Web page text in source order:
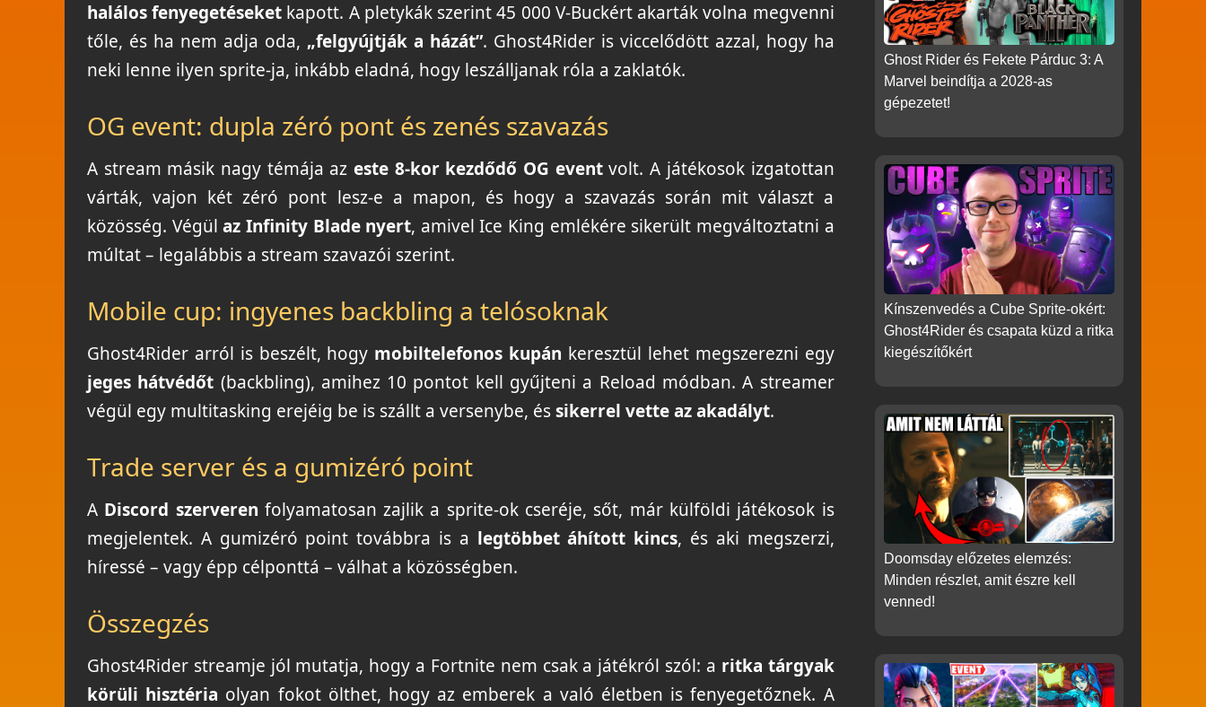
halálos fenyegetéseket kapott. A pletykák szerint 45 000 V-Buckért akarták volna megvenni
tőle, és ha nem adja oda, „felgyújtják a házát”. Ghost4Rider is viccelődött azzal, hogy ha
neki lenne ilyen sprite-ja, inkább eladná, hogy leszálljanak róla a zaklatók.
OG event: dupla zéró pont és zenés szavazás
A stream másik nagy témája azeste 8-kor kezdődő OG eventvolt. A játékosok izgatottan
várták, vajon két zéró pont lesz-e a mapon, és hogy a szavazás során mit választ a
közösség. Végülaz Infinity Blade nyert, amivel Ice King emlékére sikerült megváltoztatni a
múltat – legalábbis a stream szavazói szerint.
Mobile cup: ingyenes backbling a telósoknak
Ghost4Rider arról is beszélt, hogy mobiltelefonos kupán keresztül lehet megszerezni egy
jeges hátvédőt (backbling), amihez 10 pontot kell gyűjteni a Reload módban. A streamer
végül egy multitasking erejéig be is szállt a versenybe, éssikerrel vette az akadályt.
Trade server és a gumizéró point
A Discord szerveren folyamatosan zajlik a sprite-ok cseréje, sőt, már külföldi játékosok is
megjelentek. A gumizéró point továbbra is a legtöbbet áhított kincs, és aki megszerzi,
híressé – vagy épp célponttá – válhat a közösségben.
Összegzés
Ghost4Rider streamje jól mutatja, hogy a Fortnite nem csak a játékról szól: a ritka tárgyak
körüli hisztéria olyan fokot ölthet, hogy az emberek a való életben is fenyegetőznek. A
Ghost Rider és Fekete Párduc 3: A
Marvel beindítja a 2028-as
gépezetet!
Kínszenvedés a Cube Sprite-okért:
Ghost4Rider és csapata küzd a ritka
kiegészítőkért
Doomsday előzetes elemzés:
Minden részlet, amit észre kell
venned!